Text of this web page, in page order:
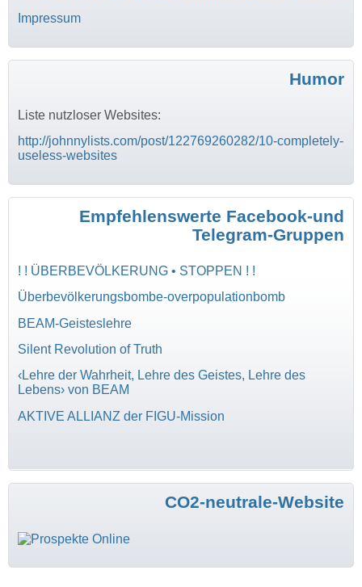
Impressum
Humor
Liste nutzloser Websites:
http://johnnylists.com/post/122769260282/10-completely-
useless-websites
Empfehlenswerte Facebook-und
Telegram-Gruppen
! ! ÜBERBEVÖLKERUNG • STOPPEN ! !
Überbevölkerungsbombe-overpopulationbomb
BEAM-Geisteslehre
Silent Revolution of Truth
‹Lehre der Wahrheit, Lehre des Geistes, Lehre des
Lebens› von BEAM
AKTIVE ALLIANZ der FIGU-Mission
CO2-neutrale-Website